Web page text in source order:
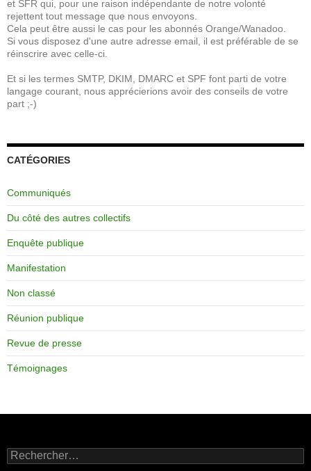
et SFR qui, pour une raison indépendante de notre volonté
rejettent tout message que nous envoyons.
Cela peut être aussi le cas pour les abonnés Orange/Wanadoo.
Si vous disposez d'une autre adresse email, il est préférable de se
réinscrire avec celle-ci.
Et si les termes SMTP, DKIM, DMARC et SPF font parti de votre
langage courant, nous apprécierions avoir des conseils de votre
part ;-)
CATÉGORIES
Communiqués
Du côté des autres collectifs
Enquête publique
Manifestation
Non classé
Réunion publique
Revue de presse
Témoignages
Rechercher :